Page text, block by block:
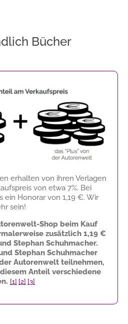
Bücher
erhalten von ihren Verlagen
von etwa 7%. Bei
ein Honorar von 1,19 €. Wir
sein!
Shop beim Kauf
zusätzlich 1,19 €
Stephan Schuhmacher.
Stephan Schuhmacher
Autorenwelt teilnehmen,
Anteil verschiedene
[1] [2] [3]